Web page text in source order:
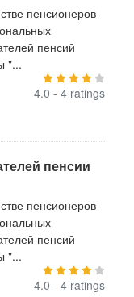
пенсионеров
пенсий
"...
4.0 - 4 ratings
пенсии
пенсионеров
пенсий
"...
4.0 - 4 ratings